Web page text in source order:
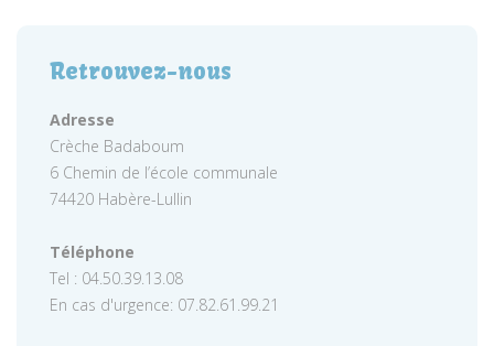
Retrouvez-nous
Adresse
Crèche Badaboum
6 Chemin de l’école communale
74420 Habère-Lullin
Téléphone
Tel : 04.50.39.13.08
En cas d'urgence: 07.82.61.99.21